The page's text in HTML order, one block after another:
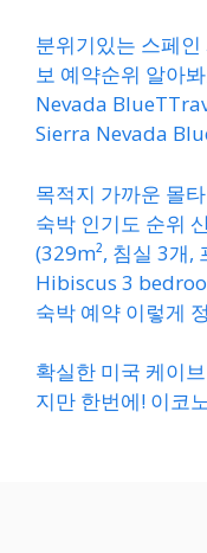
분위기있는 스페
보 예약순위 알아
Nevada
Sierra Nevada
목적지 가까운 몰
숙박 인기도 순위
(329m², 침실 3개,
Hibiscus 3
숙박 예약 이렇게
확실한 미국 케이
지만 한번에! 이코